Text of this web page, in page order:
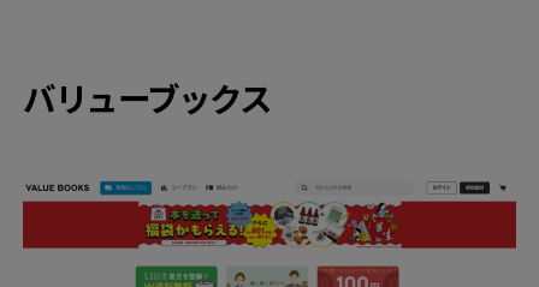
バリューブックス